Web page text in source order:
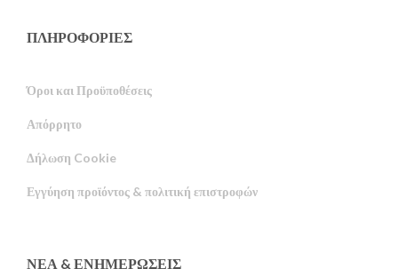
ΠΛΗΡΟΦΟΡΙΕΣ
Όροι και Προϋποθέσεις
Απόρρητο
Δήλωση Cookie
Εγγύηση προϊόντος & πολιτική επιστροφών
ΝΈΑ & ΕΝΗΜΕΡΏΣΕΙΣ